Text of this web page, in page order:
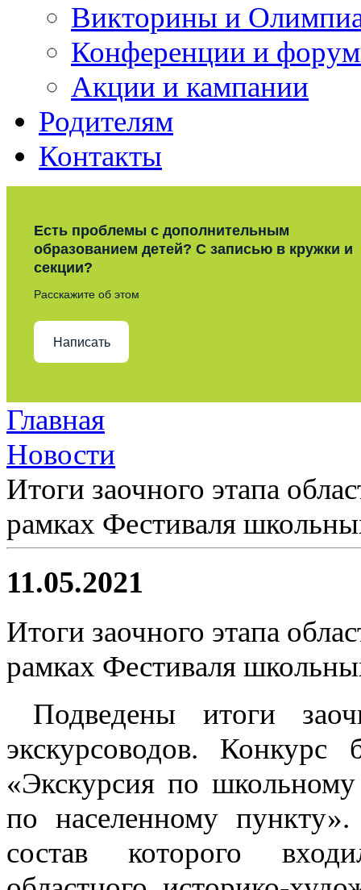
Викторины и
Конференции и
Акции и кампании
Родителям
Контакты
Есть проблемы с дополнительным
образованием детей? С записью в кружки и
секции?
Расскажите об этом
Написать
Главная
Новости
Итоги заочного этапа
рамках Фестиваля
11.05.2021
Итоги заочного этапа
рамках Фестиваля
Подведены итоги
экскурсоводов.
«Экскурсия по
по населенному
состав которого